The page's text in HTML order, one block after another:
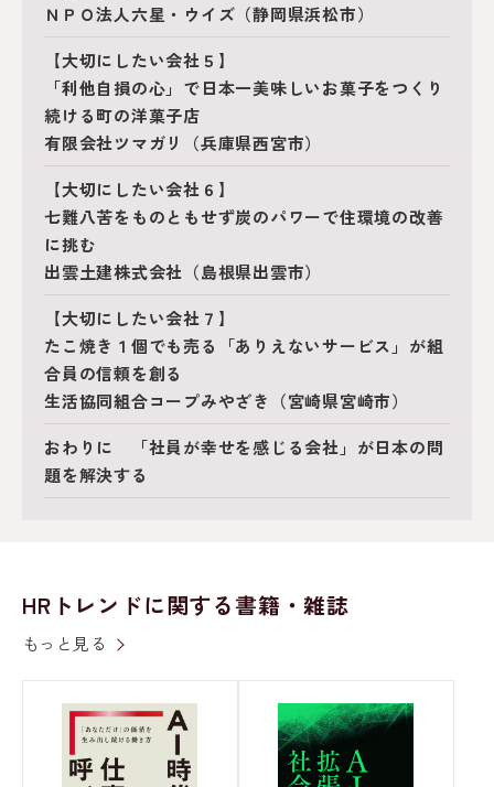
ＮＰＯ法人六星・ウイズ（静岡県浜松市）
【大切にしたい会社５】
「利他自損の心」で日本一美味しいお菓子をつくり
続ける町の洋菓子店
有限会社ツマガリ（兵庫県西宮市）
【大切にしたい会社６】
七難八苦をものともせず炭のパワーで住環境の改善
に挑む
出雲土建株式会社（島根県出雲市）
【大切にしたい会社７】
たこ焼き１個でも売る「ありえないサービス」が組
合員の信頼を創る
生活協同組合コープみやざき（宮崎県宮崎市）
おわりに 「社員が幸せを感じる会社」が日本の問
題を解決する
HRトレンドに関する書籍・雑誌
もっと見る